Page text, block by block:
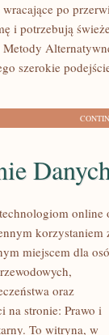
po
i potrzebują
Metody
szerokie
online
korzystaniem
miejscem dla
oraz
na stronie: Prawo i
To witryna, w